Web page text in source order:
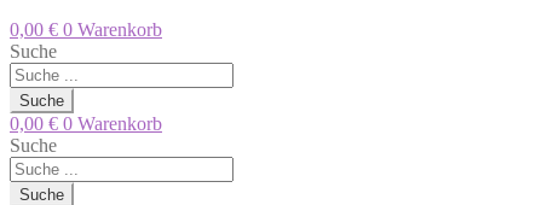
0,00 € 0 Warenkorb
Suche
Suche
0,00 € 0 Warenkorb
Suche
Suche